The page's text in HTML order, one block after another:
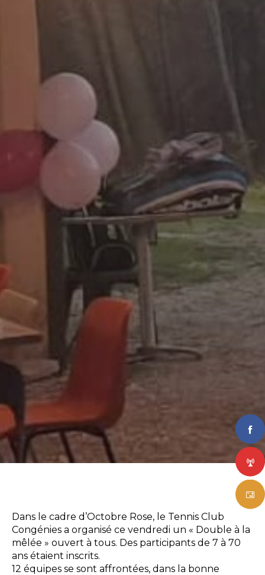
Dans le cadre d’Octobre Rose, le Tennis Club
Congénies a organisé ce vendredi un « Double à la
mêlée » ouvert à tous. Des participants de 7 à 70
ans étaient inscrits.
12 équipes se sont affrontées, dans la bonne